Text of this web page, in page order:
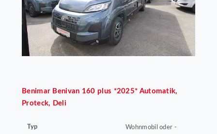
Benimar Benivan 160 plus *2025* Automatik,
Proteck, Deli
Typ
Wohnmobil oder -